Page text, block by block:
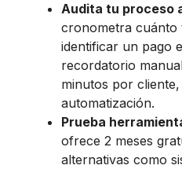
Audita tu proceso
cronometra cuánto
identificar un pago
recordatorio
minutos por
automatización.
Prueba
ofrece 2 meses
alternativas como